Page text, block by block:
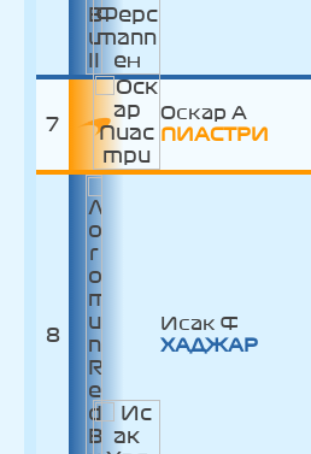
7
Оскар
ПИАСТРИ
8
Исак
ХАДЖАР